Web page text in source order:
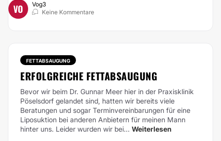
VO
Vog3
Keine Kommentare
FETTABSAUGUNG
ERFOLGREICHE FETTABSAUGUNG
Bevor wir beim Dr. Gunnar Meer hier in der Praxisklinik
Pöselsdorf gelandet sind, hatten wir bereits viele
Beratungen und sogar Terminvereinbarungen für eine
Liposuktion bei anderen Anbietern für meinen Mann
hinter uns. Leider wurden wir bei... Weiterlesen